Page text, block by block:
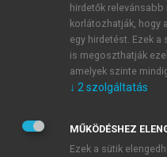
JELSZÓ ÚJRA
Kérek értesítést a
Kérek értesítést az
Adatkezelési
veszem és elfogadom.
hirdetők
korlátozhatják, hogy
egy hirdetést. Ezek a
is megoszthatják
amelyek szinte
↓ 2 szolgáltatás
MŰKÖDÉSHEZ
Ezek a sütik